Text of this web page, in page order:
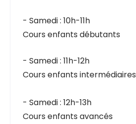
- Samedi : 10h-11h
Cours enfants débutants
- Samedi : 11h-12h
Cours enfants intermédiaires
- Samedi : 12h-13h
Cours enfants avancés